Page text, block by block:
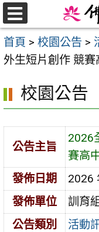
跳
至
主
要
首頁 > 校園公告 >
外生短片創作 競賽
校園公告
公告主旨
2026
賽高
發佈日期
2026
發佈單位
訓育組
公告類別
活動
選
單